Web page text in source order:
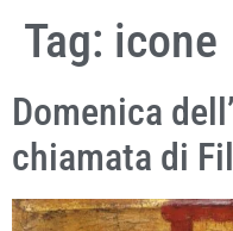
Tag: icone
Domenica
chiamata di